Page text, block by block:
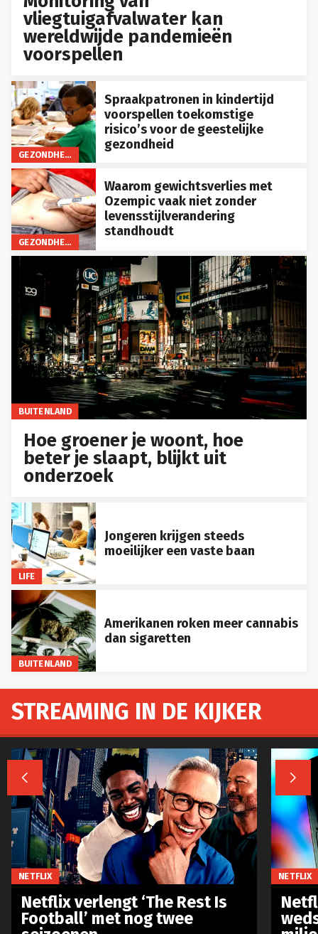
vliegtuigafvalwater kan
wereldwijde pandemieën
voorspellen
GEZONDHEID
Spraakpatronen in kindertijd
voorspellen toekomstige
risico’s voor de geestelijke
gezondheid
GEZONDHEID
Waarom gewichtsverlies met
Ozempic vaak niet zonder
levensstijlverandering
standhoudt
BUITENLAND
Hoe groener je woont, hoe
beter je slaapt, blijkt uit
onderzoek
LIFE
Jongeren krijgen steeds
moeilijker een vaste baan
BUITENLAND
Amerikanen roken meer cannabis
dan sigaretten
STREAMING IN DE KIJKER
 
NETFLIX
Netflix verlengt ‘The Rest Is
Football’ met nog twee
NETFLIX